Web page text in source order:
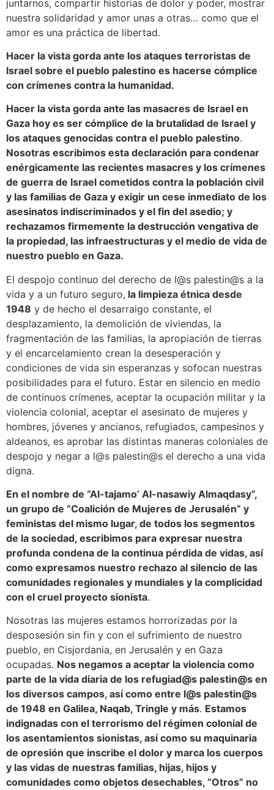
juntarnos, compartir historias de dolor y poder, mostrar
nuestra solidaridad y amor unas a otras… como que el
amor es una práctica de libertad.
Hacer la vista gorda ante los ataques terroristas de
Israel sobre el pueblo palestino es hacerse cómplice
con crímenes contra la humanidad.
Hacer la vista gorda ante las masacres de Israel en
Gaza hoy es ser cómplice de la brutalidad de Israel y
los ataques genocidas contra el pueblo palestino.
Nosotras escribimos esta declaración para condenar
enérgicamente las recientes masacres y los crímenes
de guerra de Israel cometidos contra la población civil
y las familias de Gaza y exigir un cese inmediato de los
asesinatos indiscriminados y el fin del asedio; y
rechazamos firmemente la destrucción vengativa de
la propiedad, las infraestructuras y el medio de vida de
nuestro pueblo en Gaza.
El despojo continuo del derecho de l@s palestin@s a la
vida y a un futuro seguro, la limpieza étnica desde
1948 y de hecho el desarraigo constante, el
desplazamiento, la demolición de viviendas, la
fragmentación de las familias, la apropiación de tierras
y el encarcelamiento crean la desesperación y
condiciones de vida sin esperanzas y sofocan nuestras
posibilidades para el futuro. Estar en silencio en medio
de continuos crímenes, aceptar la ocupación militar y la
violencia colonial, aceptar el asesinato de mujeres y
hombres, jóvenes y ancianos, refugiados, campesinos y
aldeanos, es aprobar las distintas maneras coloniales de
despojo y negar a l@s palestin@s el derecho a una vida
digna.
En el nombre de “Al-tajamo’ Al-nasawiy Almaqdasy”,
un grupo de “Coalición de Mujeres de Jerusalén” y
feministas del mismo lugar, de todos los segmentos
de la sociedad, escribimos para expresar nuestra
profunda condena de la continua pérdida de vidas, así
como expresamos nuestro rechazo al silencio de las
comunidades regionales y mundiales y la complicidad
con el cruel proyecto sionista.
Nosotras las mujeres estamos horrorizadas por la
desposesión sin fin y con el sufrimiento de nuestro
pueblo, en Cisjordania, en Jerusalén y en Gaza
ocupadas. Nos negamos a aceptar la violencia como
parte de la vida diaria de los refugiad@s palestin@s en
los diversos campos, así como entre l@s palestin@s
de 1948 en Galilea, Naqab, Tringle y más. Estamos
indignadas con el terrorismo del régimen colonial de
los asentamientos sionistas, así como su maquinaria
de opresión que inscribe el dolor y marca los cuerpos
y las vidas de nuestras familias, hijas, hijos y
comunidades como objetos desechables, “Otros” no